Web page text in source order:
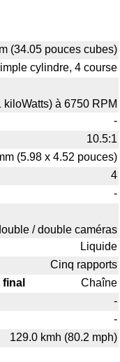
(34.05 pouces cubes)
cylindre, 4 course
à 6750 RPM
-
10.5:1
(5.98 x 4.52 pouces)
4
-
/ double caméras
Liquide
Cinq rapports
Chaîne
-
-
129.0 kmh (80.2 mph)